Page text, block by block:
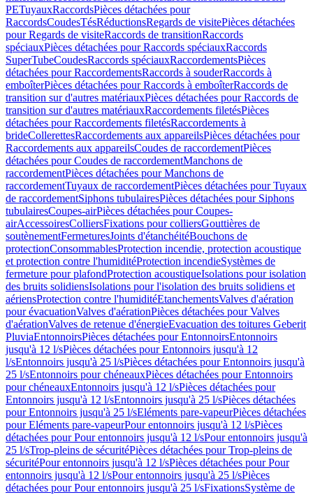
PETuyauxRaccordsPièces détachées pour
RaccordsCoudesTésRéductionsRegards de visitePièces détachées
pour Regards de visiteRaccords de transitionRaccords
spéciauxPièces détachées pour Raccords spéciauxRaccords
SuperTubeCoudesRaccords spéciauxRaccordementsPièces
détachées pour RaccordementsRaccords à souderRaccords à
emboîterPièces détachées pour Raccords à emboîterRaccords de
transition sur d'autres matériauxPièces détachées pour Raccords de
transition sur d'autres matériauxRaccordements filetésPièces
détachées pour Raccordements filetésRaccordements à
brideCollerettesRaccordements aux appareilsPièces détachées pour
Raccordements aux appareilsCoudes de raccordementPièces
détachées pour Coudes de raccordementManchons de
raccordementPièces détachées pour Manchons de
raccordementTuyaux de raccordementPièces détachées pour Tuyaux
de raccordementSiphons tubulairesPièces détachées pour Siphons
tubulairesCoupes-airPièces détachées pour Coupes-
airAccessoiresColliersFixations pour colliersGouttières de
soutènementFermeturesJoints d'étanchéitéBouchons de
protectionConsommablesProtection incendie, protection acoustique
et protection contre l'humiditéProtection incendieSystèmes de
fermeture pour plafondProtection acoustiqueIsolations pour isolation
des bruits solidiensIsolations pour l'isolation des bruits solidiens et
aériensProtection contre l'humiditéEtanchementsValves d'aération
pour évacuationValves d'aérationPièces détachées pour Valves
d'aérationValves de retenue d'énergieEvacuation des toitures Geberit
PluviaEntonnoirsPièces détachées pour EntonnoirsEntonnoirs
jusqu'à 12 l/sPièces détachées pour Entonnoirs jusqu'à 12
l/sEntonnoirs jusqu'à 25 l/sPièces détachées pour Entonnoirs jusqu'à
25 l/sEntonnoirs pour chéneauxPièces détachées pour Entonnoirs
pour chéneauxEntonnoirs jusqu'à 12 l/sPièces détachées pour
Entonnoirs jusqu'à 12 l/sEntonnoirs jusqu'à 25 l/sPièces détachées
pour Entonnoirs jusqu'à 25 l/sEléments pare-vapeurPièces détachées
pour Eléments pare-vapeurPour entonnoirs jusqu'à 12 l/sPièces
détachées pour Pour entonnoirs jusqu'à 12 l/sPour entonnoirs jusqu'à
25 l/sTrop-pleins de sécuritéPièces détachées pour Trop-pleins de
sécuritéPour entonnoirs jusqu'à 12 l/sPièces détachées pour Pour
entonnoirs jusqu'à 12 l/sPour entonnoirs jusqu'à 25 l/sPièces
détachées pour Pour entonnoirs jusqu'à 25 l/sFixationsSystème de